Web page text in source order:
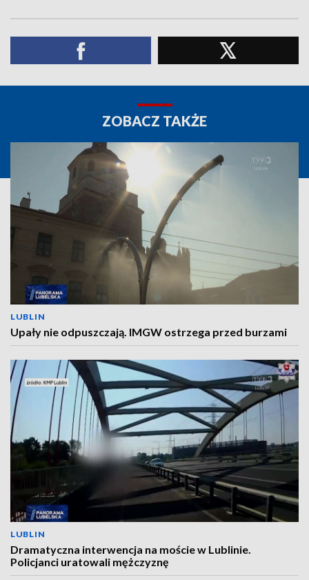
ZOBACZ TAKŻE
LUBLIN
Upały nie odpuszczają. IMGW ostrzega przed burzami
LUBLIN
Dramatyczna interwencja na moście w Lublinie.
Policjanci uratowali mężczyznę